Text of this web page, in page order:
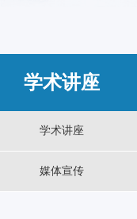
学术讲座
学术讲座
媒体宣传